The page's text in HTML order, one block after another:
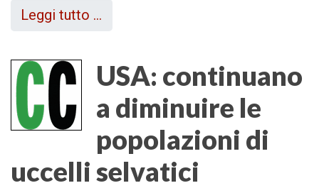
Leggi tutto …
USA: continuano
a diminuire le
popolazioni di
uccelli selvatici